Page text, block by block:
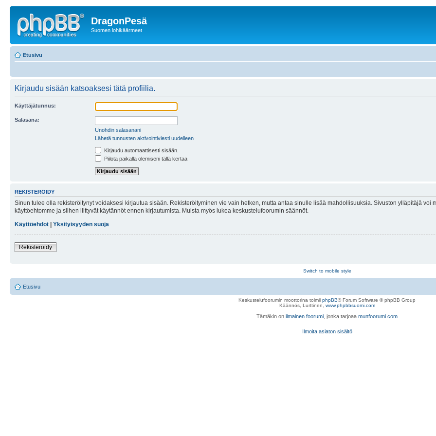
DragonPesä
Suomen lohikäärmeet
Etusivu
Kirjaudu sisään katsoaksesi tätä profiilia.
Käyttäjätunnus:
Salasana:
Unohdin salasanani
Lähetä tunnusten aktivointiviesti uudelleen
Kirjaudu automaattisesti sisään.
Piilota paikalla olemiseni tällä kertaa
REKISTERÖIDY
Sinun tulee olla rekisteröitynyt voidaksesi kirjautua sisään. Rekisteröityminen vie vain hetken, mutta antaa sinulle lisää mahdollisuuksia. Sivuston ylläpitäjä
käyttöehtomme ja siihen liittyvät käytännöt ennen kirjautumista. Muista myös lukea keskustelufoorumin säännöt.
Käyttöehdot
Yksityisyyden suoja
Rekisteröidy
Switch to mobile style
Etusivu
Keskustelufoorumin moottorina toimii phpBB® Forum Software © phpBB Group
Käännös, Lurttinen, www.phpbbsuomi.com
Tämäkin on ilmainen foorumi , jonka tarjoaa munfoorumi.com
Ilmoita asiaton sisältö